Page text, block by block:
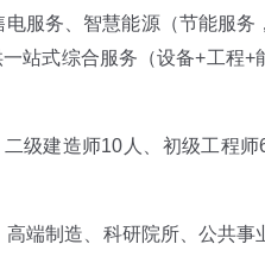
服务、智慧能源（节能服务
站式综合服务（设备+工程+
级建造师10人、初级工程师
端制造、科研院所、公共事